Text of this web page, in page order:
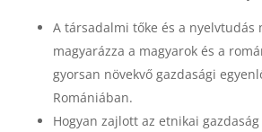
A társadalmi tőke és a nyelvtudás
magyarázza a magyarok és a
gyorsan növekvő gazdasági
Romániában.
Hogyan zajlott az etnikai gazdaság